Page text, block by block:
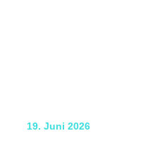
19. Juni 2026